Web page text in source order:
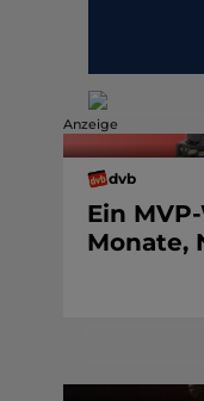
Anzeige
dvb
Ein
Monate,